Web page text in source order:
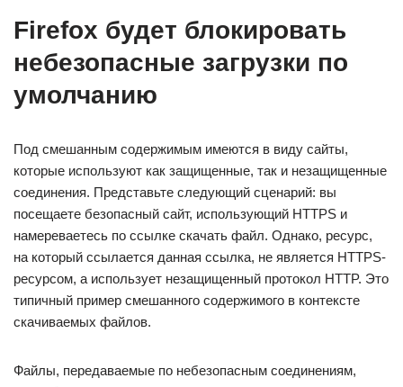
Firefox будет блокировать
небезопасные загрузки по
умолчанию
Под смешанным содержимым имеются в виду сайты,
которые используют как защищенные, так и незащищенные
соединения. Представьте следующий сценарий: вы
посещаете безопасный сайт, использующий HTTPS и
намереваетесь по ссылке скачать файл. Однако, ресурс,
на который ссылается данная ссылка, не является HTTPS-
ресурсом, а использует незащищенный протокол HTTP. Это
типичный пример смешанного содержимого в контексте
скачиваемых файлов.
Файлы, передаваемые по небезопасным соединениям,